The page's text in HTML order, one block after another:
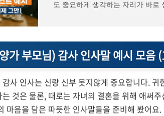
도 중요하게 생각하는 자리가 바로
가 부모님) 감사 인사말 예시 모음
사 인사는 신랑 신부 못지않게 중요합니다.
것은 물론, 때로는 자녀의 결혼을 위해 애써
마음을 담은 따뜻한 인사말들을 준비해 봤어